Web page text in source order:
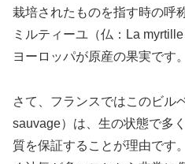
栽培されたものを指す時の呼
ミルティーユ（仏：La
ヨーロッパが原産の果実です。
さて、フランスではこのビル
sauvage）は、生の状態で多
質を保証することが理由です